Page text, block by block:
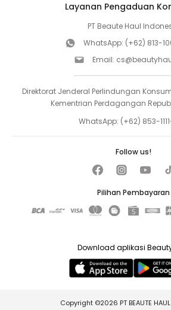
Layanan Pengaduan
PT Beaute Haul
WhatsApp: (+62) 813-
Email:
Direktorat Jenderal Perlindungan
Kementrian Perdagangan
WhatsApp: (+62) 853-
Pilihan Pembayaran
Follow us!
Download aplikasi
Copyright ©2026 PT BEAUTE HAUL